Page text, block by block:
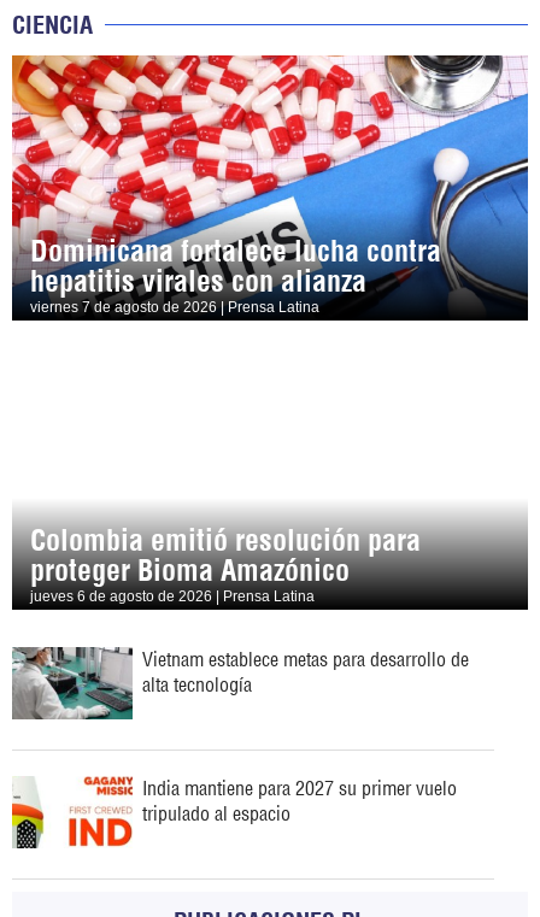
CIENCIA
Dominicana fortalece lucha contra
hepatitis virales con alianza
viernes 7 de agosto de 2026 | Prensa Latina
Colombia emitió resolución para
proteger Bioma Amazónico
jueves 6 de agosto de 2026 | Prensa Latina
Vietnam establece metas para desarrollo de
alta tecnología
India mantiene para 2027 su primer vuelo
tripulado al espacio